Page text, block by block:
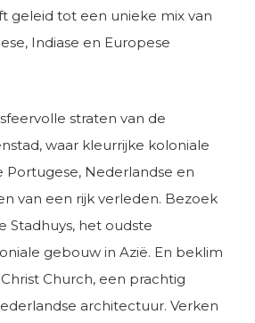
geleid tot een unieke mix van
Indiase en Europese
straten van de
waar kleurrijke koloniale
Nederlandse en
van een rijk verleden. Bezoek
Stadhuys, het oudste
gebouw in Azië. En beklim
Church, een prachtig
architectuur. Verken